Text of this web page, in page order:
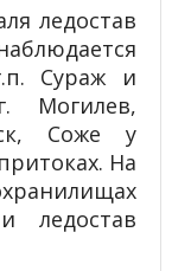
ледостав
Сураж и
Могилев,
Соже у
На
ледостав